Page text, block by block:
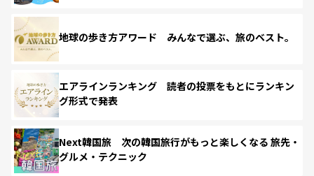
地球の歩き方アワード みんなで選ぶ、旅のベスト。
エアラインランキング 読者の投票をもとにランキン
グ形式で発表
Next韓国旅 次の韓国旅行がもっと楽しくなる 旅先・
グルメ・テクニック